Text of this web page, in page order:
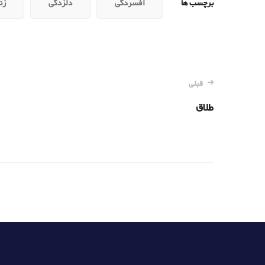
برچسب ها افسردگی دلزدگی
ناوبری
قبلی
طلاق